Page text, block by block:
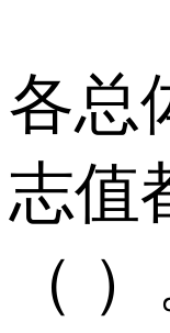
各总
志值
（